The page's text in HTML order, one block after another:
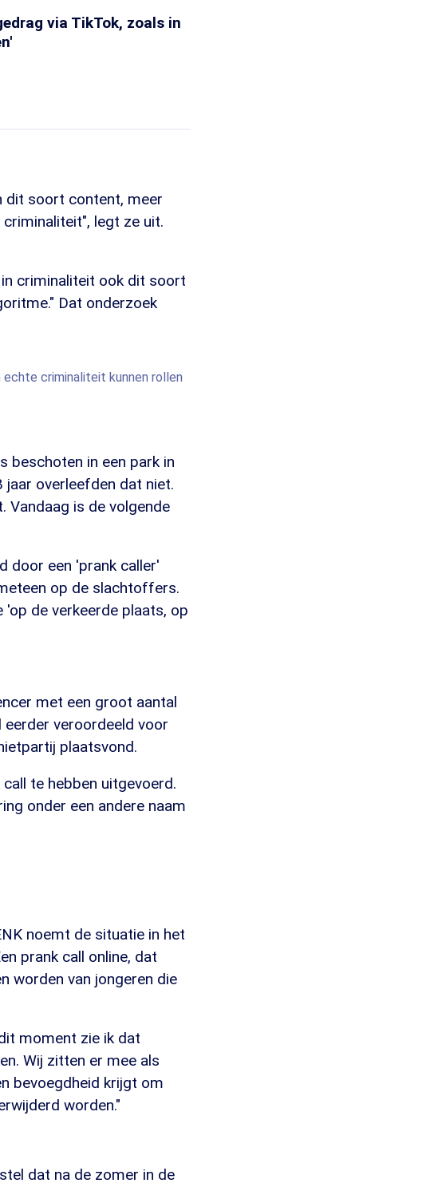
via TikTok, zoals in
dit soort content, meer
legt ze uit.
criminaliteit ook dit soort
Dat onderzoek
echte criminaliteit kunnen rollen
beschoten in een park in
jaar overleefden dat niet.
Vandaag is de volgende
door een 'prank caller'
op de slachtoffers.
'op de verkeerde plaats, op
met een groot aantal
veroordeeld voor
plaatsvond.
te hebben uitgevoerd.
onder een andere naam
noemt de situatie in het
prank call online, dat
worden van jongeren die
moment zie ik dat
Wij zitten er mee als
bevoegdheid krijgt om
worden."
dat na de zomer in de